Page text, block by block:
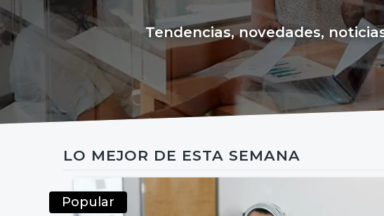
Tendencias, novedades,
LO MEJOR DE ESTA SEMANA
Popular